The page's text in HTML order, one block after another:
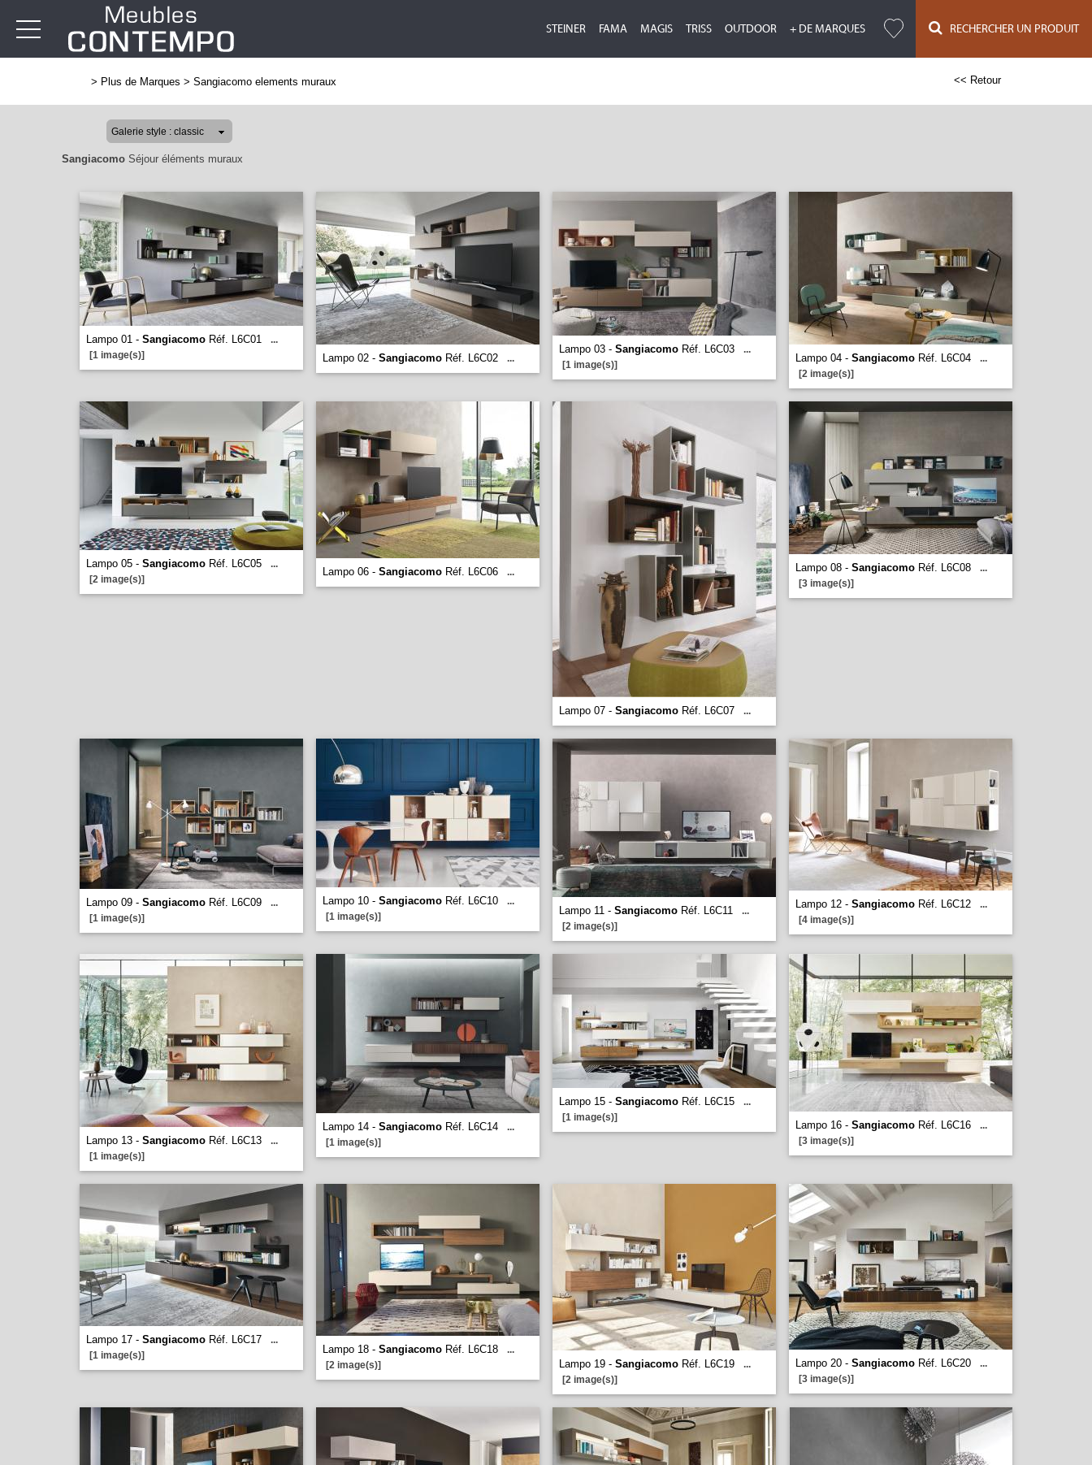
STEINER FAMA MAGIS TRISS OUTDOOR + DE MARQUES RECHERCHER UN PRODUIT
> Plus de Marques > Sangiacomo elements muraux << Retour
Sangiacomo Séjour éléments muraux
Lampo 01 - Sangiacomo Réf. L6C01
...
[1 image(s)]
Lampo 02 - Sangiacomo Réf. L6C02 ...
Lampo 03 - Sangiacomo Réf. L6C03
...
[1 image(s)]
Lampo 04 - Sangiacomo Réf. L6C04
...
[2 image(s)]
Lampo 05 - Sangiacomo Réf. L6C05
...
[2 image(s)]
Lampo 06 - Sangiacomo Réf. L6C06 ...
Lampo 07 - Sangiacomo Réf. L6C07 ...
Lampo 08 - Sangiacomo Réf. L6C08
...
[3 image(s)]
Lampo 09 - Sangiacomo Réf. L6C09
...
[1 image(s)]
Lampo 10 - Sangiacomo Réf. L6C10
...
[1 image(s)]
Lampo 11 - Sangiacomo Réf. L6C11
...
[2 image(s)]
Lampo 12 - Sangiacomo Réf. L6C12
...
[4 image(s)]
Lampo 13 - Sangiacomo Réf. L6C13
...
[1 image(s)]
Lampo 14 - Sangiacomo Réf. L6C14
...
[1 image(s)]
Lampo 15 - Sangiacomo Réf. L6C15
...
[1 image(s)]
Lampo 16 - Sangiacomo Réf. L6C16
...
[3 image(s)]
Lampo 17 - Sangiacomo Réf. L6C17
...
[1 image(s)]
Lampo 18 - Sangiacomo Réf. L6C18
...
[2 image(s)]
Lampo 19 - Sangiacomo Réf. L6C19
...
[2 image(s)]
Lampo 20 - Sangiacomo Réf. L6C20
...
[3 image(s)]